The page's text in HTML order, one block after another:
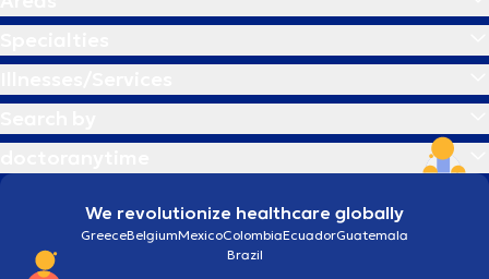
We revolutionize healthcare globally
GreeceBelgiumMexicoColombiaEcuadorGuatemala
Brazil